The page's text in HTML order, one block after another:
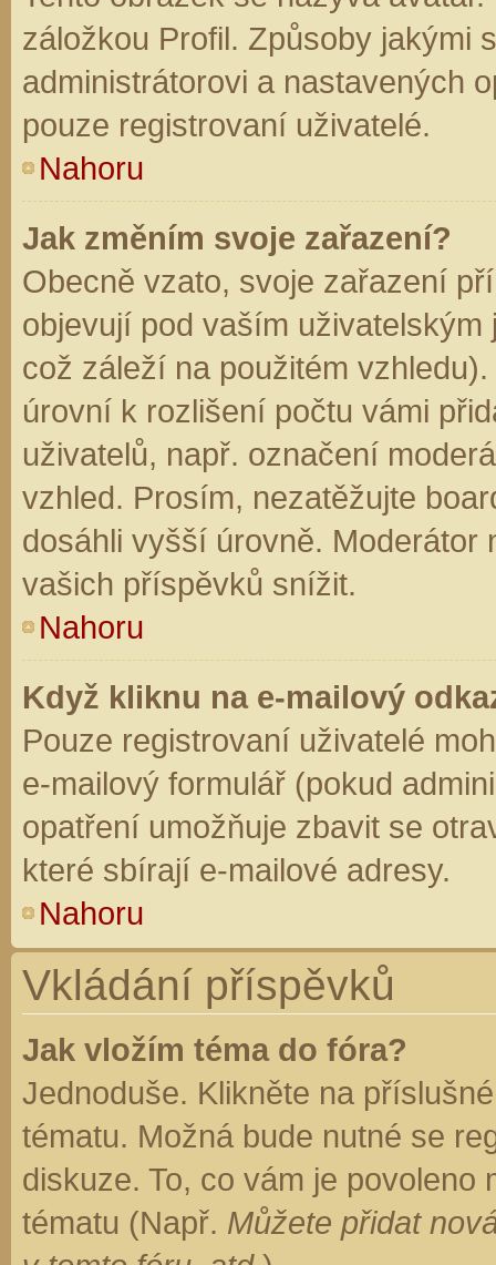
záložkou Profil. Způsoby jakými
administrátorovi a nastavených
pouze registrovaní uživatelé.
Nahoru
Jak změním svoje zařazení?
Obecně vzato, svoje zařazení
objevují pod vaším
což záleží na použitém
úrovní k rozlišení počtu vámi
uživatelů, např. označení
vzhled. Prosím, nezatěžujte
dosáhli vyšší úrovně. Moderátor
vašich příspěvků snížit.
Nahoru
Když kliknu na e-mailový
Pouze registrovaní uživatelé
e-mailový formulář (pokud
opatření umožňuje zbavit se
které sbírají e-mailové adresy.
Nahoru
Vkládání příspěvků
Jak vložím téma do fóra?
Jednoduše. Klikněte na
tématu. Možná bude nutné se
diskuze. To, co vám je
tématu (Např. Můžete přidat